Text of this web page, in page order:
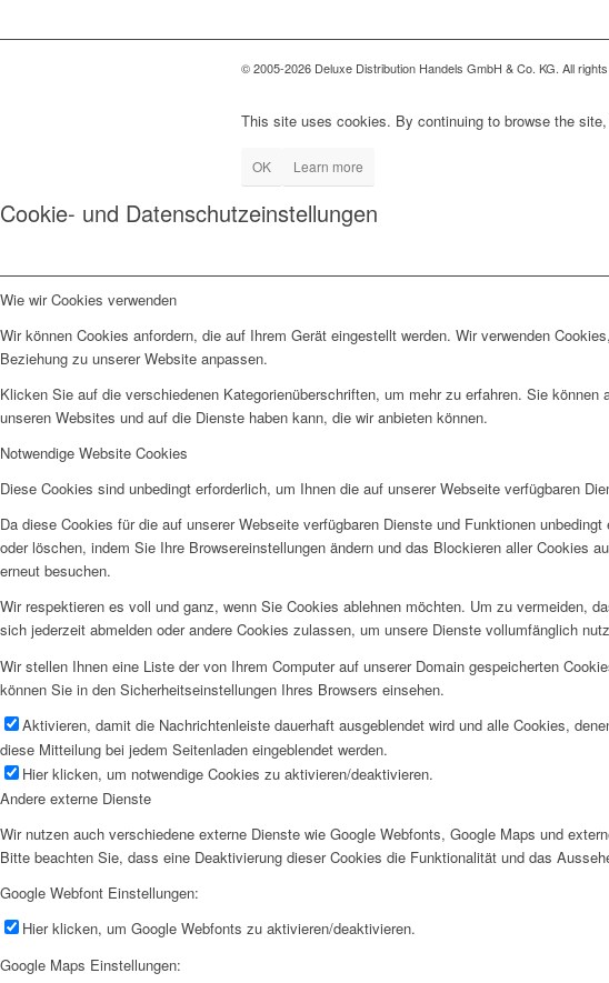
© 2005-2026 Deluxe Distribution Handels GmbH & Co. KG. All
This site uses cookies. By continuing to browse the
OK Learn more
Cookie- und Datenschutzeinstellungen
Wie wir Cookies verwenden
Wir können Cookies anfordern, die auf Ihrem Gerät eingestellt werden. Wir verwenden
Beziehung zu unserer Website anpassen.
Klicken Sie auf die verschiedenen Kategorienüberschriften, um mehr zu erfahren. Sie
unseren Websites und auf die Dienste haben kann, die wir anbieten können.
Notwendige Website Cookies
Diese Cookies sind unbedingt erforderlich, um Ihnen die auf unserer Webseite verfügbaren
Da diese Cookies für die auf unserer Webseite verfügbaren Dienste und Funktionen
oder löschen, indem Sie Ihre Browsereinstellungen ändern und das Blockieren aller Cookies
erneut besuchen.
Wir respektieren es voll und ganz, wenn Sie Cookies ablehnen möchten. Um zu vermeiden,
sich jederzeit abmelden oder andere Cookies zulassen, um unsere Dienste vollumfänglich
Wir stellen Ihnen eine Liste der von Ihrem Computer auf unserer Domain gespeicherten
können Sie in den Sicherheitseinstellungen Ihres Browsers einsehen.
Aktivieren, damit die Nachrichtenleiste dauerhaft ausgeblendet wird und alle Cookies,
diese Mitteilung bei jedem Seitenladen eingeblendet werden.
Hier klicken, um notwendige Cookies zu aktivieren/deaktivieren.
Andere externe Dienste
Wir nutzen auch verschiedene externe Dienste wie Google Webfonts, Google Maps und
Bitte beachten Sie, dass eine Deaktivierung dieser Cookies die Funktionalität und das
Google Webfont Einstellungen:
Hier klicken, um Google Webfonts zu aktivieren/deaktivieren.
Google Maps Einstellungen: